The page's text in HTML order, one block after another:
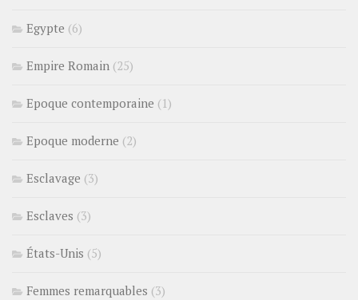
Egypte (6)
Empire Romain (25)
Epoque contemporaine (1)
Epoque moderne (2)
Esclavage (3)
Esclaves (3)
États-Unis (5)
Femmes remarquables (3)